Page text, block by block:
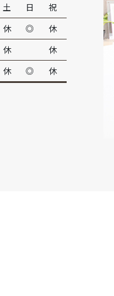
土 日
祝
休 ◎
休
休
休
休 ◎
休